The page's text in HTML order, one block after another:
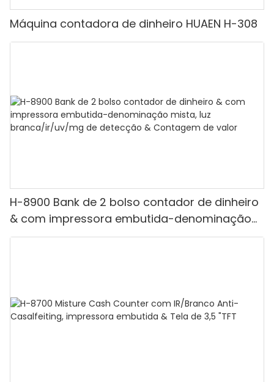
Máquina contadora de dinheiro HUAEN H-308
H-8900 Bank de 2 bolso contador de dinheiro
& com impressora embutida-denominação
mista, luz branca/ir/uv/mg de detecção &